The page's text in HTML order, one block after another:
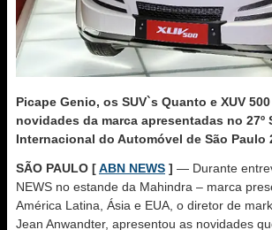
Picape Genio, os SUV`s Quanto e XUV
novidades da marca apresentadas no 27º
Internacional do Automóvel de São Paulo
SÃO PAULO [ABN NEWS ] — Durante
NEWS no estande da Mahindra – marca
América Latina, Ásia e EUA, o diretor de
Jean Anwandter, apresentou as novidades